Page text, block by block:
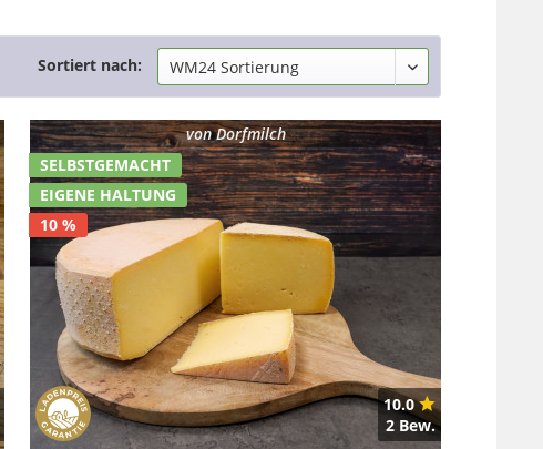
Sortiert nach:
SELBSTGEMACHT
EIGENE HALTUNG
10 %
vonDorfmilch
10.0
2 Bew.